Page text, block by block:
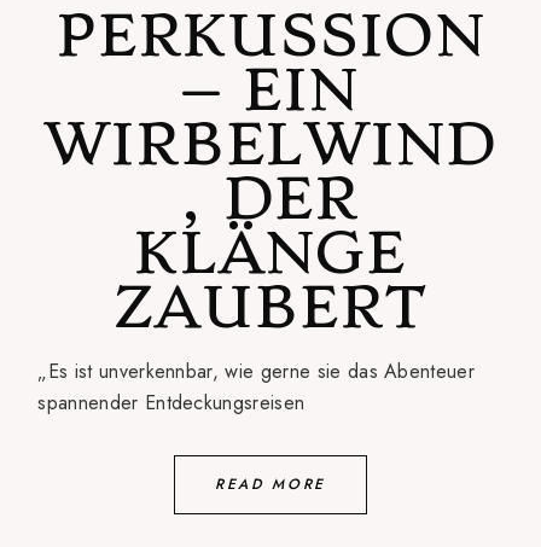
PERKUSSION
– EIN
WIRBELWIND
, DER
KLÄNGE
ZAUBERT
„Es ist unverkennbar, wie gerne sie das Abenteuer
spannender Entdeckungsreisen
READ MORE